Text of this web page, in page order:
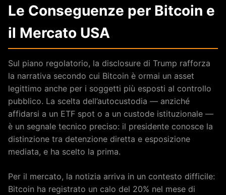
Le Conseguenze per Bitcoin e
il Mercato USA
Sul piano regolatorio, la disclosure di Trump rafforza
la narrativa secondo cui Bitcoin è ormai un asset
legittimo anche per i soggetti più esposti al controllo
pubblico. La scelta dell’autocustodia — anziché
affidarsi a un ETF spot o a un custode istituzionale —
è un segnale tecnico preciso: il presidente conosce la
distinzione tra detenzione diretta e esposizione
mediata, e ha scelto la prima.
Per il mercato, la notizia arriva in un contesto difficile:
Bitcoin ha registrato un calo del 20% nel mese di